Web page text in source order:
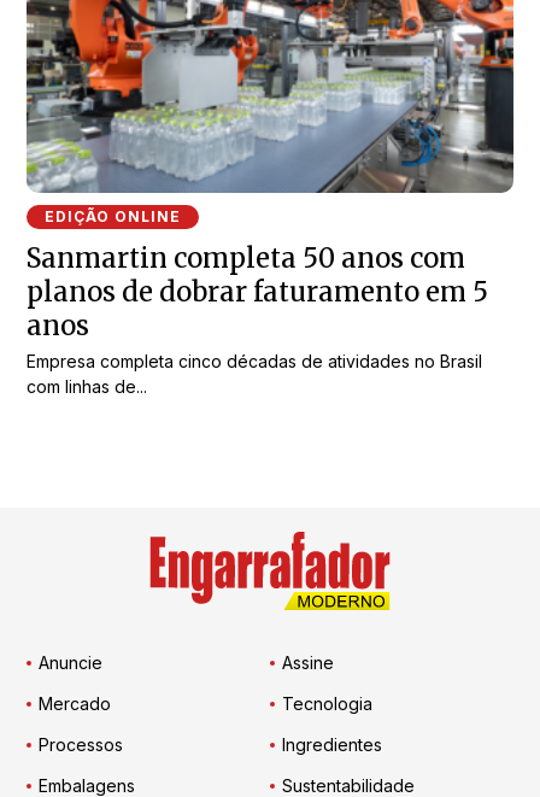
EDIÇÃO ONLINE
Sanmartin completa 50 anos com
planos de dobrar faturamento em 5
anos
Empresa completa cinco décadas de atividades no Brasil
com linhas de...
Anuncie
Assine
Mercado
Tecnologia
Processos
Ingredientes
Embalagens
Sustentabilidade